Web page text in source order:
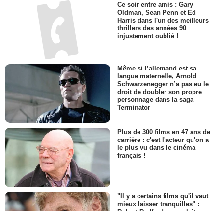
Ce soir entre amis : Gary
Oldman, Sean Penn et Ed
Harris dans l'un des meilleurs
thrillers des années 90
injustement oublié !
Même si l’allemand est sa
langue maternelle, Arnold
Schwarzenegger n’a pas eu le
droit de doubler son propre
personnage dans la saga
Terminator
Plus de 300 films en 47 ans de
carrière : c'est l'acteur qu'on a
le plus vu dans le cinéma
français !
"Il y a certains films qu'il vaut
mieux laisser tranquilles" :